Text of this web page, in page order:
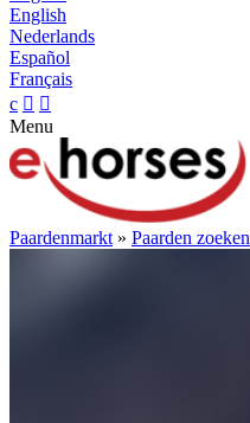
English
Nederlands
Español
Français
c  
Menu
Paardenmarkt » Paarden zoeken